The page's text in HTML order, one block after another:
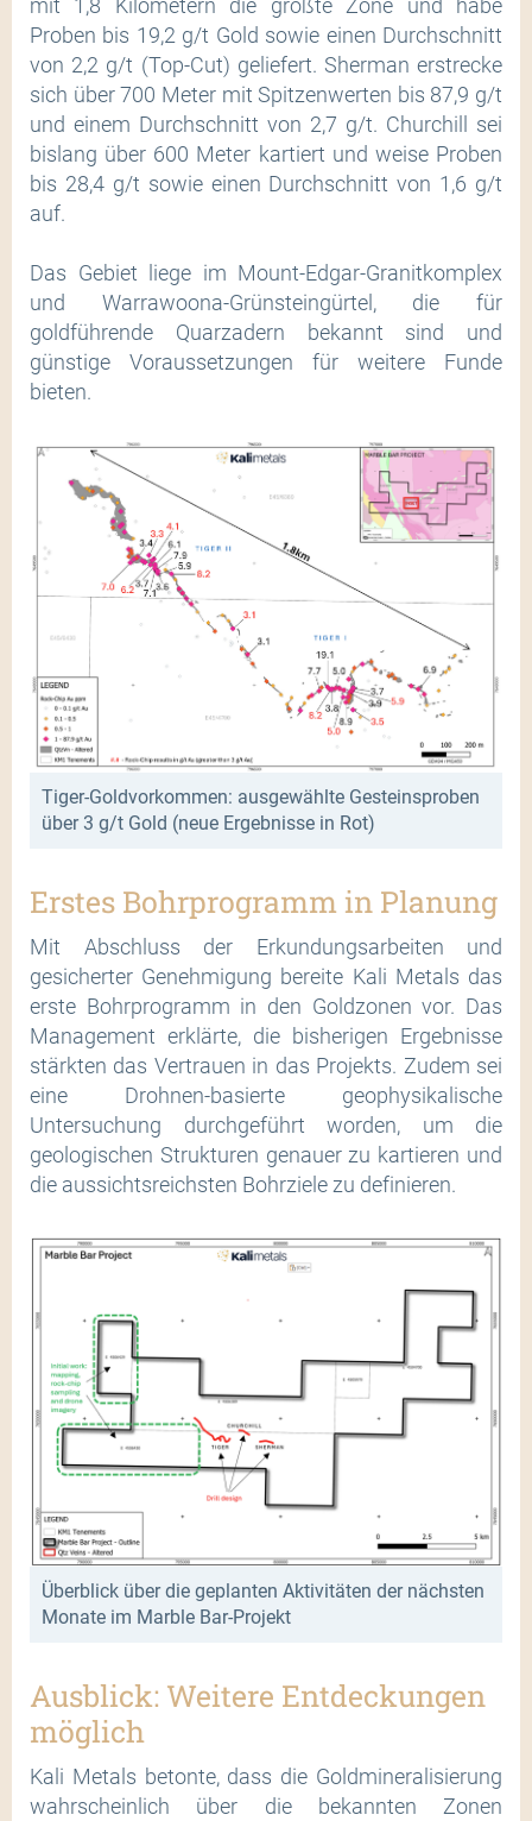
mit 1,8 Kilometern die größte Zone und habe
Proben bis 19,2 g/t Gold sowie einen Durchschnitt
von 2,2 g/t (Top-Cut) geliefert. Sherman erstrecke
sich über 700 Meter mit Spitzenwerten bis 87,9 g/t
und einem Durchschnitt von 2,7 g/t. Churchill sei
bislang über 600 Meter kartiert und weise Proben
bis 28,4 g/t sowie einen Durchschnitt von 1,6 g/t
auf.
Das Gebiet liege im Mount-Edgar-Granitkomplex
und Warrawoona-Grünsteingürtel, die für
goldführende Quarzadern bekannt sind und
günstige Voraussetzungen für weitere Funde
bieten.
Tiger-Goldvorkommen: ausgewählte Gesteinsproben
über 3 g/t Gold (neue Ergebnisse in Rot)
Erstes Bohrprogramm in Planung
Mit Abschluss der Erkundungsarbeiten und
gesicherter Genehmigung bereite Kali Metals das
erste Bohrprogramm in den Goldzonen vor. Das
Management erklärte, die bisherigen Ergebnisse
stärkten das Vertrauen in das Projekts. Zudem sei
eine Drohnen-basierte geophysikalische
Untersuchung durchgeführt worden, um die
geologischen Strukturen genauer zu kartieren und
die aussichtsreichsten Bohrziele zu definieren.
Überblick über die geplanten Aktivitäten der nächsten
Monate im Marble Bar-Projekt
Ausblick: Weitere Entdeckungen
möglich
Kali Metals betonte, dass die Goldmineralisierung
wahrscheinlich über die bekannten Zonen